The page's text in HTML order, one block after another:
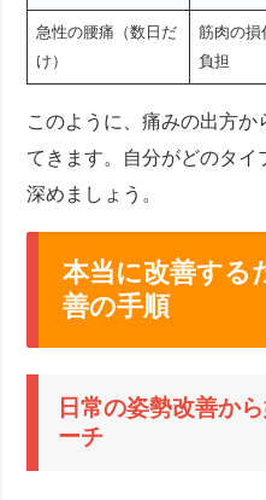
急性の腰痛（数日だ
け）
筋肉の損
負担
このように、痛みの出方
てきます。自分がどのタ
深めましょう。
本当に改善する
善の手順
日常の姿勢改善か
ーチ